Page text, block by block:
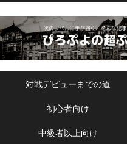
対戦デビューまでの道
初心者向け
中級者以上向け